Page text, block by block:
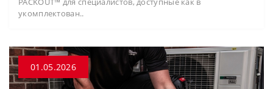
укомплектован..
01.05.2026